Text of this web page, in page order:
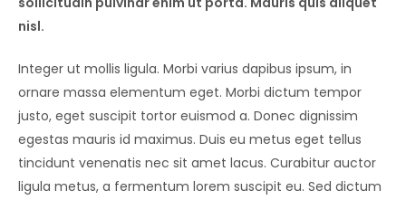
nisl.
Integer ut mollis ligula. Morbi varius dapibus ipsum, in
ornare massa elementum eget. Morbi dictum tempor
justo, eget suscipit tortor euismod a. Donec dignissim
egestas mauris id maximus. Duis eu metus eget tellus
tincidunt venenatis nec sit amet lacus. Curabitur auctor
ligula metus, a fermentum lorem suscipit eu. Sed dictum